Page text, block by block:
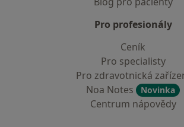
Pro profesionály
Ceník
Pro specialisty
Pro zdravotnická
Noa Notes
Novinka
Centrum nápovědy